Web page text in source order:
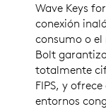
Wave Keys
conexión
consumo o el
Bolt
totalmente
FIPS, y
entornos